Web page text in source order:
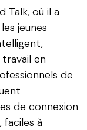
Talk, où il a
jeunes
en
de
de connexion
faciles à